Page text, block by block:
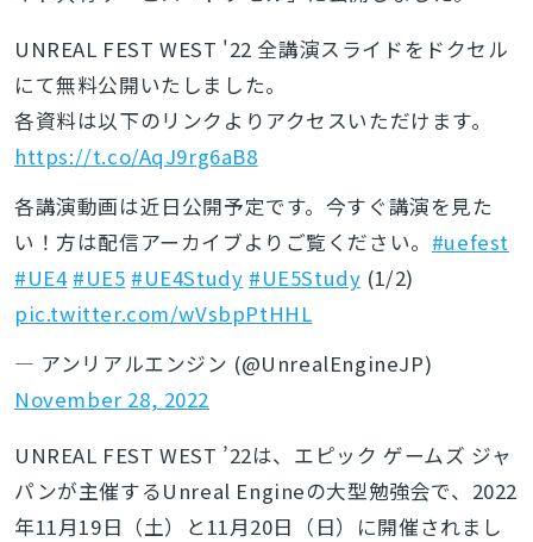
UNREAL FEST WEST '22 全講演スライドをドクセル
にて無料公開いたしました。
各資料は以下のリンクよりアクセスいただけます。
https://t.co/AqJ9rg6aB8
各講演動画は近日公開予定です。今すぐ講演を見た
い！方は配信アーカイブよりご覧ください。 #uefest
#UE4 #UE5 #UE4Study #UE5Study (1/2)
pic.twitter.com/wVsbpPtHHL
— アンリアルエンジン (@UnrealEngineJP)
November 28, 2022
UNREAL FEST WEST ’22は、エピック ゲームズ ジャ
パンが主催するUnreal Engineの大型勉強会で、 2022
年11月19日（土）と11月20日（日）に開催されまし